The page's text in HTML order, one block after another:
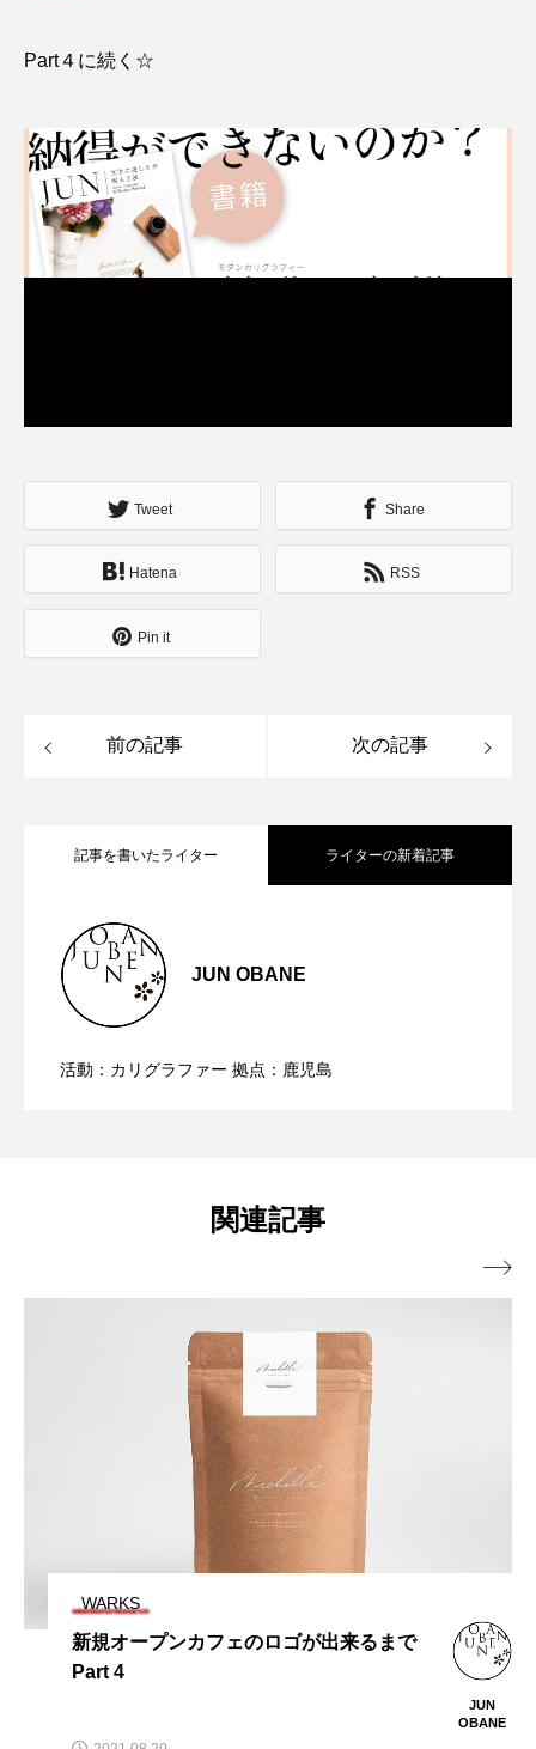
Part４に続く☆
Tweet Share
Hatena RSS
Pin it
前の記事 次の記事
記事を書いたライター ライターの新着記事
JUN OBANE
活動：カリグラファー 拠点：鹿児島
2025.04.16
2023.10.17
関連記事
WARKS
新規オープンカフェのロゴが出来るまで
Part 4
JUN
OBANE
